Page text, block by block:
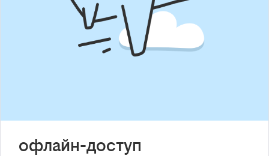
офлайн-доступ